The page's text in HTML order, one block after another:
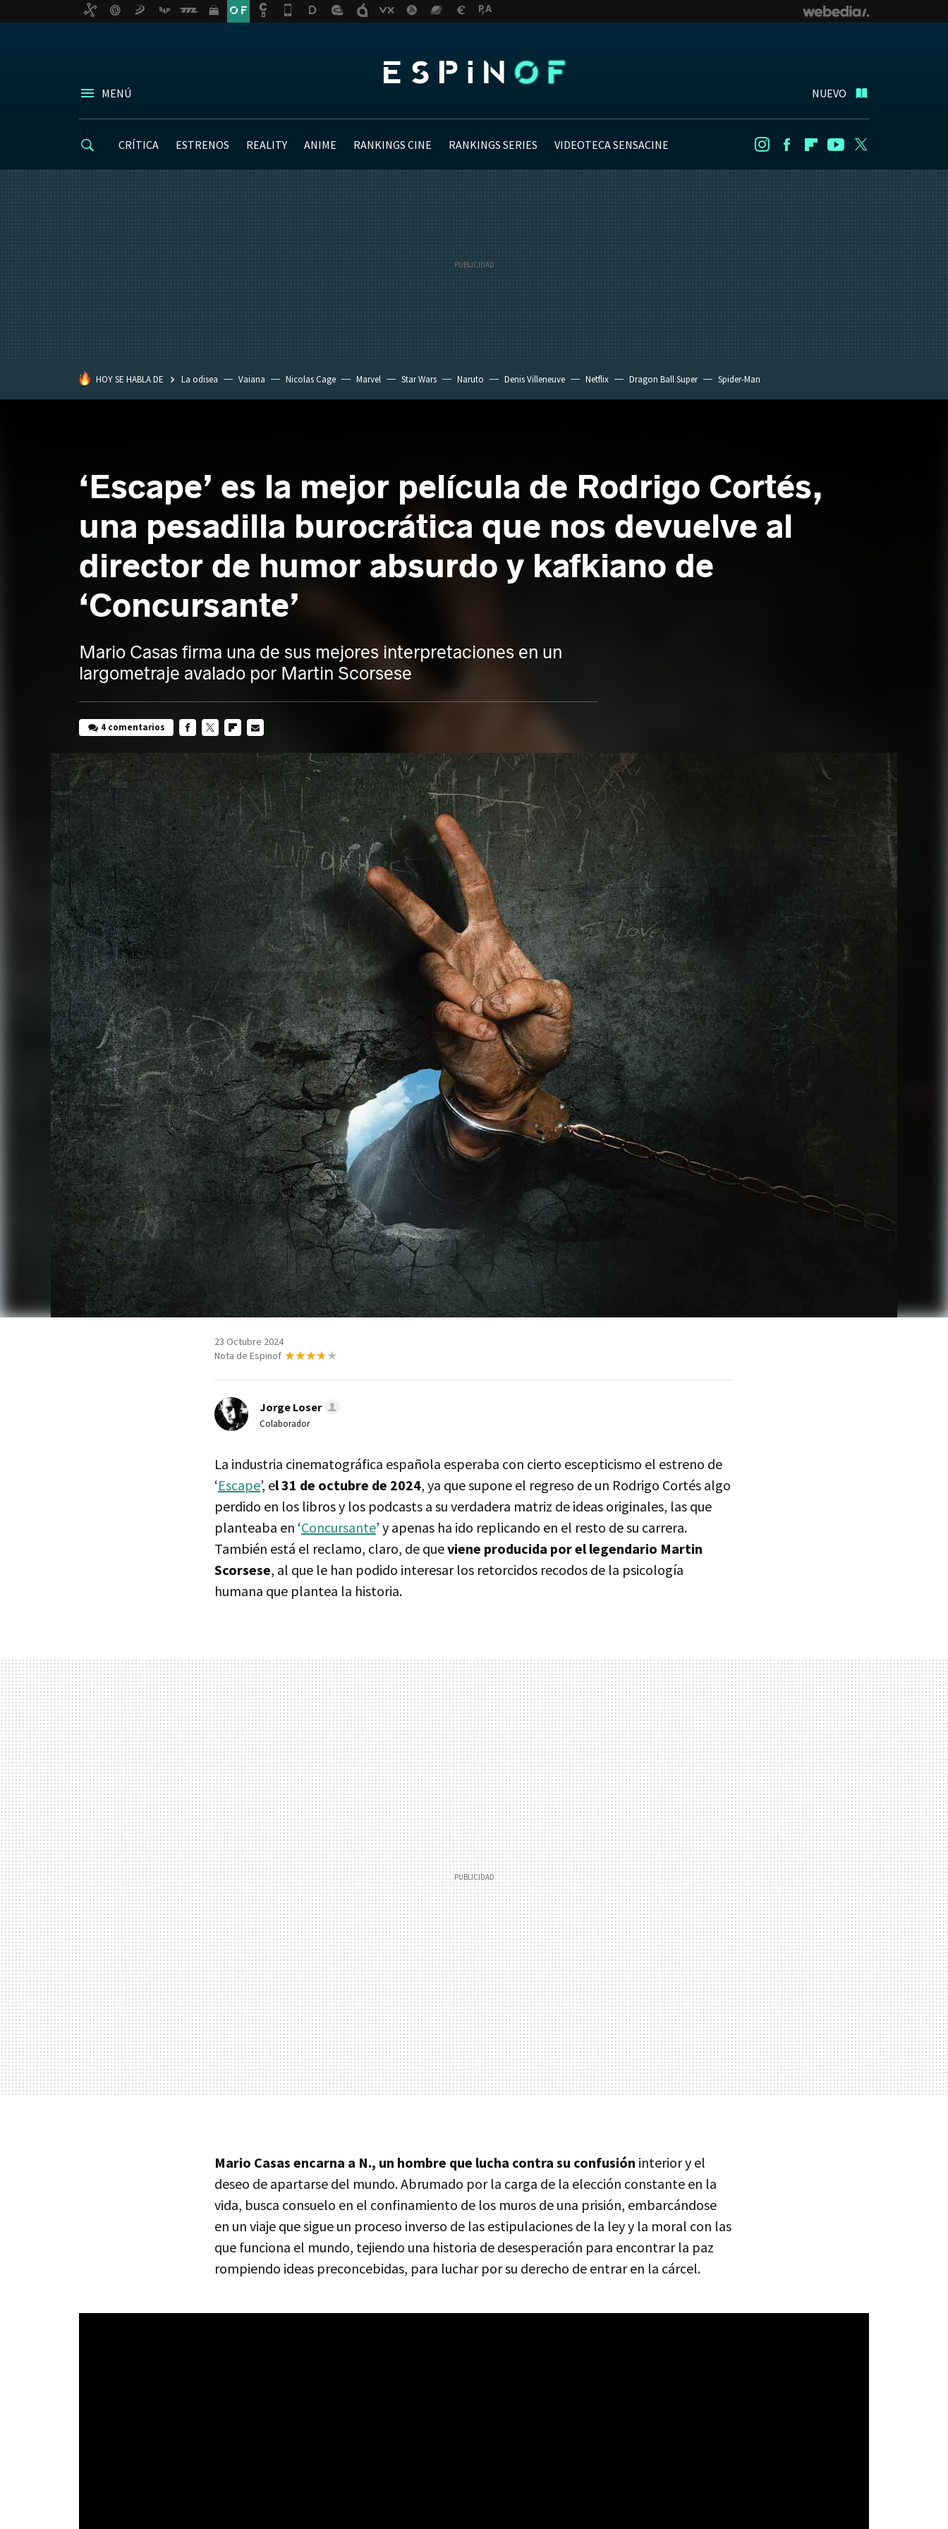
MENÚ NUEVO
CRÍTICA ESTRENOS REALITY ANIME RANKINGS CINE RANKINGS SERIES VIDEOTECA SENSACINE InstagramFacebookFlipboard
Youtube
HOY SE HABLA DE La odisea Vaiana Nicolas Cage Marvel Star Wars Naruto Denis Villeneuve Netflix Dragon Ball Super Spider-Man
‘Escape’ es la mejor película de Rodrigo Cortés,
una pesadilla burocrática que nos devuelve al
director de humor absurdo y kafkiano de
‘Concursante’
Mario Casas firma una de sus mejores interpretaciones en un
largometraje avalado por Martin Scorsese
4 comentarios
MAIL
23 Octubre 2024
Nota de Espinof
Jorge Loser
Colaborador
La industria cinematográfica española esperaba con cierto escepticismo el estreno de
‘Escape’, el 31 de octubre de 2024, ya que supone el regreso de un Rodrigo Cortés algo
perdido en los libros y los podcasts a su verdadera matriz de ideas originales, las que
planteaba en ‘Concursante’ y apenas ha ido replicando en el resto de su carrera.
También está el reclamo, claro, de queviene producida por el legendario Martin
Scorsese, al que le han podido interesar los retorcidos recodos de la psicología
humana que plantea la historia.
Mario Casas encarna a N., un hombre que lucha contra su confusión interior y el
deseo de apartarse del mundo. Abrumado por la carga de la elección constante en la
vida, busca consuelo en el confinamiento de los muros de una prisión, embarcándose
en un viaje que sigue un proceso inverso de las estipulaciones de la ley y la moral con las
que funciona el mundo, tejiendo una historia de desesperación para encontrar la paz
rompiendo ideas preconcebidas, para luchar por su derecho de entrar en la cárcel.